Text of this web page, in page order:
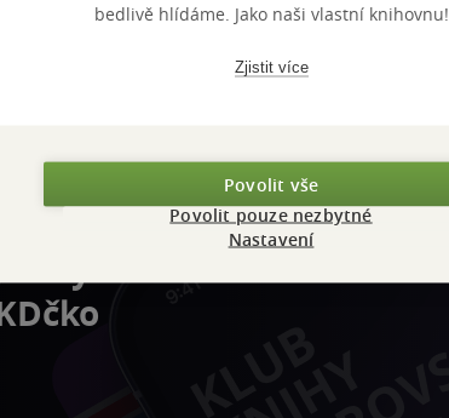
bedlivě hlídáme. Jako naši vlastní knihovnu!
Zjistit více
Povolit vše
Povolit pouze nezbytné
Nastavení